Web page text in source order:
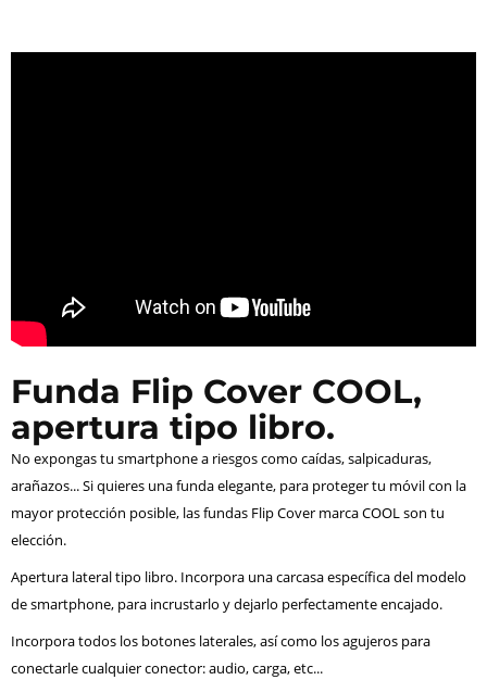
Funda Flip Cover COOL,
apertura tipo libro.
No expongas tu smartphone a riesgos como caídas, salpicaduras,
arañazos... Si quieres una funda elegante, para proteger tu móvil con la
mayor protección posible, las fundas Flip Cover marca COOL son tu
elección.
Apertura lateral tipo libro. Incorpora una carcasa específica del modelo
de smartphone, para incrustarlo y dejarlo perfectamente encajado.
Incorpora todos los botones laterales, así como los agujeros para
conectarle cualquier conector: audio, carga, etc...